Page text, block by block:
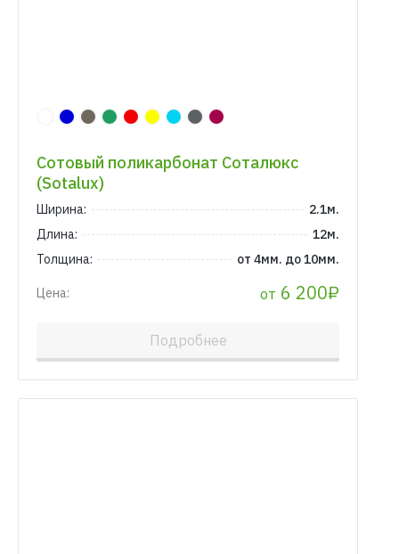
Сотовый поликарбонат Соталюкс
(Sotalux)
Ширина:
2.1м.
Длина:
12м.
Толщина:
от 4мм. до 10мм.
Цена: от 6 200₽
Подробнее